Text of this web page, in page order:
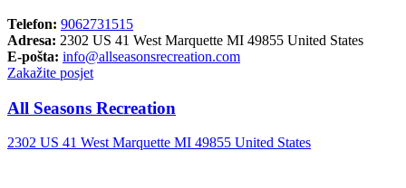
Telefon: 9062731515
Adresa: 2302 US 41 West Marquette MI 49855 United States
E-pošta: info@allseasonsrecreation.com
Zakažite posjet
All Seasons Recreation
2302 US 41 West Marquette MI 49855 United States